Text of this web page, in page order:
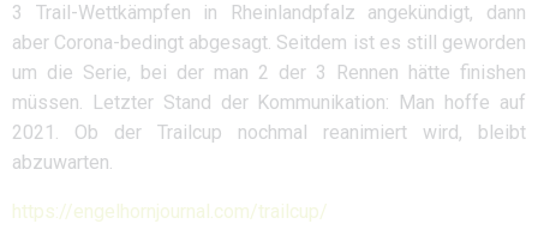
3 Trail-Wettkämpfen in Rheinlandpfalz angekündigt, dann
aber Corona-bedingt abgesagt. Seitdem ist es still geworden
um die Serie, bei der man 2 der 3 Rennen hätte finishen
müssen. Letzter Stand der Kommunikation: Man hoffe auf
2021. Ob der Trailcup nochmal reanimiert wird, bleibt
abzuwarten.
https://engelhornjournal.com/trailcup/